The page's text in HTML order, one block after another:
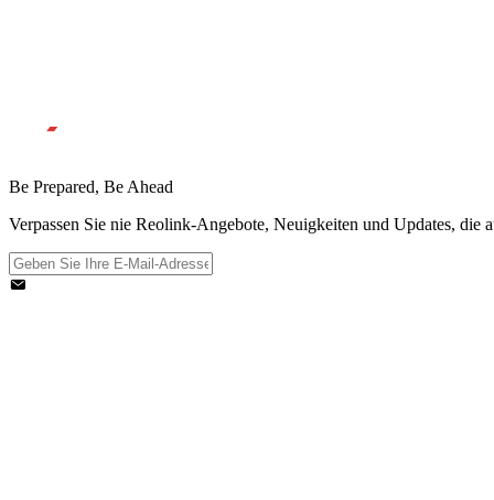
Be Prepared, Be Ahead
Verpassen Sie nie Reolink-Angebote, Neuigkeiten und Updates, die